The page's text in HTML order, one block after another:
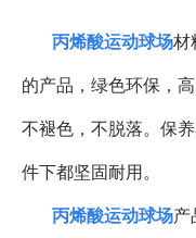
丙烯酸运动球场材
的产品， 绿色环保，
不褪色，不脱落。保
件下都坚固耐用。
丙烯酸运动球场产